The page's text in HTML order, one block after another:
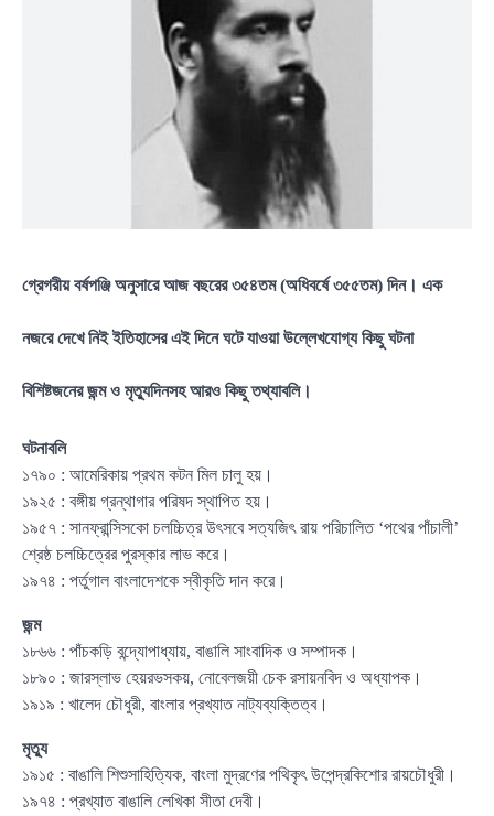
গ্রেগরীয় বর্ষপঞ্জি অনুসারে আজ বছরের ৩৫৪তম (অধিবর্ষে ৩৫৫তম) দিন। এক
নজরে দেখে নিই ইতিহাসের এই দিনে ঘটে যাওয়া উল্লেখযোগ্য কিছু ঘটনা
বিশিষ্টজনের জন্ম ও মৃত্যুদিনসহ আরও কিছু তথ্যাবলি।
ঘটনাবলি
১৭৯০ : আমেরিকায় প্রথম কটন মিল চালু হয়।
১৯২৫ : বঙ্গীয় গ্রন্থাগার পরিষদ স্থাপিত হয়।
১৯৫৭ : সানফ্রান্সিসকো চলচ্চিত্র উৎসবে সত্যজিৎ রায় পরিচালিত ‘পথের পাঁচালী’
শ্রেষ্ঠ চলচ্চিত্রের পুরস্কার লাভ করে।
১৯৭৪ : পর্তুগাল বাংলাদেশকে স্বীকৃতি দান করে।
জন্ম
১৮৬৬ : পাঁচকড়ি বন্দ্যোপাধ্যায়, বাঙালি সাংবাদিক ও সম্পাদক।
১৮৯০ : জারস্লাভ হেয়রভসকয়, নোবেলজয়ী চেক রসায়নবিদ ও অধ্যাপক।
১৯১৯ : খালেদ চৌধুরী, বাংলার প্রখ্যাত নাট্যব্যক্তিত্ব।
মৃত্যু
১৯১৫ : বাঙালি শিশুসাহিত্যিক, বাংলা মুদ্রণের পথিকৃৎ উপেন্দ্রকিশোর রায়চৌধুরী।
১৯৭৪ : প্রখ্যাত বাঙালি লেখিকা সীতা দেবী।